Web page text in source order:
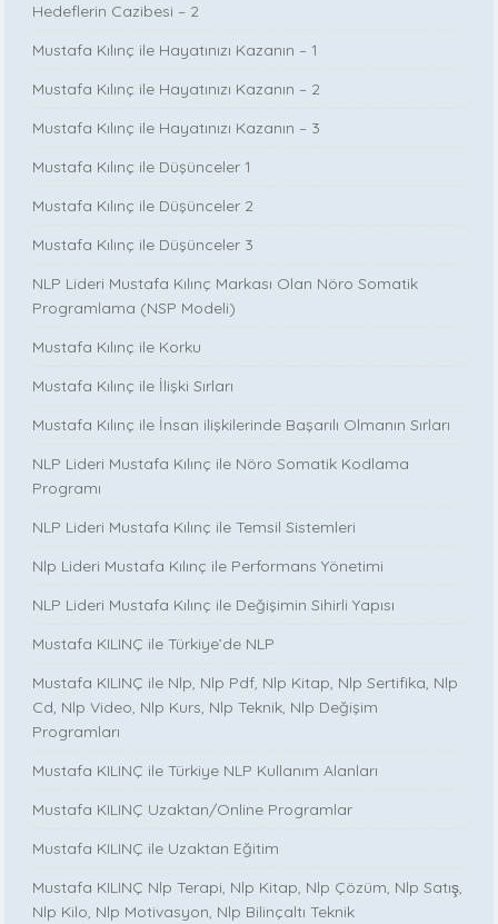
Hedeflerin Cazibesi – 2
Mustafa Kılınç ile Hayatınızı Kazanın – 1
Mustafa Kılınç ile Hayatınızı Kazanın – 2
Mustafa Kılınç ile Hayatınızı Kazanın – 3
Mustafa Kılınç ile Düşünceler 1
Mustafa Kılınç ile Düşünceler 2
Mustafa Kılınç ile Düşünceler 3
NLP Lideri Mustafa Kılınç Markası Olan Nöro Somatik
Programlama (NSP Modeli)
Mustafa Kılınç ile Korku
Mustafa Kılınç ile İlişki Sırları
Mustafa Kılınç ile İnsan ilişkilerinde Başarılı Olmanın Sırları
NLP Lideri Mustafa Kılınç ile Nöro Somatik Kodlama
Programı
NLP Lideri Mustafa Kılınç ile Temsil Sistemleri
Nlp Lideri Mustafa Kılınç ile Performans Yönetimi
NLP Lideri Mustafa Kılınç ile Değişimin Sihirli Yapısı
Mustafa KILINÇ ile Türkiye’de NLP
Mustafa KILINÇ ile Nlp, Nlp Pdf, Nlp Kitap, Nlp Sertifika, Nlp
Cd, Nlp Video, Nlp Kurs, Nlp Teknik, Nlp Değişim
Programları
Mustafa KILINÇ ile Türkiye NLP Kullanım Alanları
Mustafa KILINÇ Uzaktan/Online Programlar
Mustafa KILINÇ ile Uzaktan Eğitim
Mustafa KILINÇ Nlp Terapi, Nlp Kitap, Nlp Çözüm, Nlp Satış,
Nlp Kilo, Nlp Motivasyon, Nlp Bilinçaltı Teknik